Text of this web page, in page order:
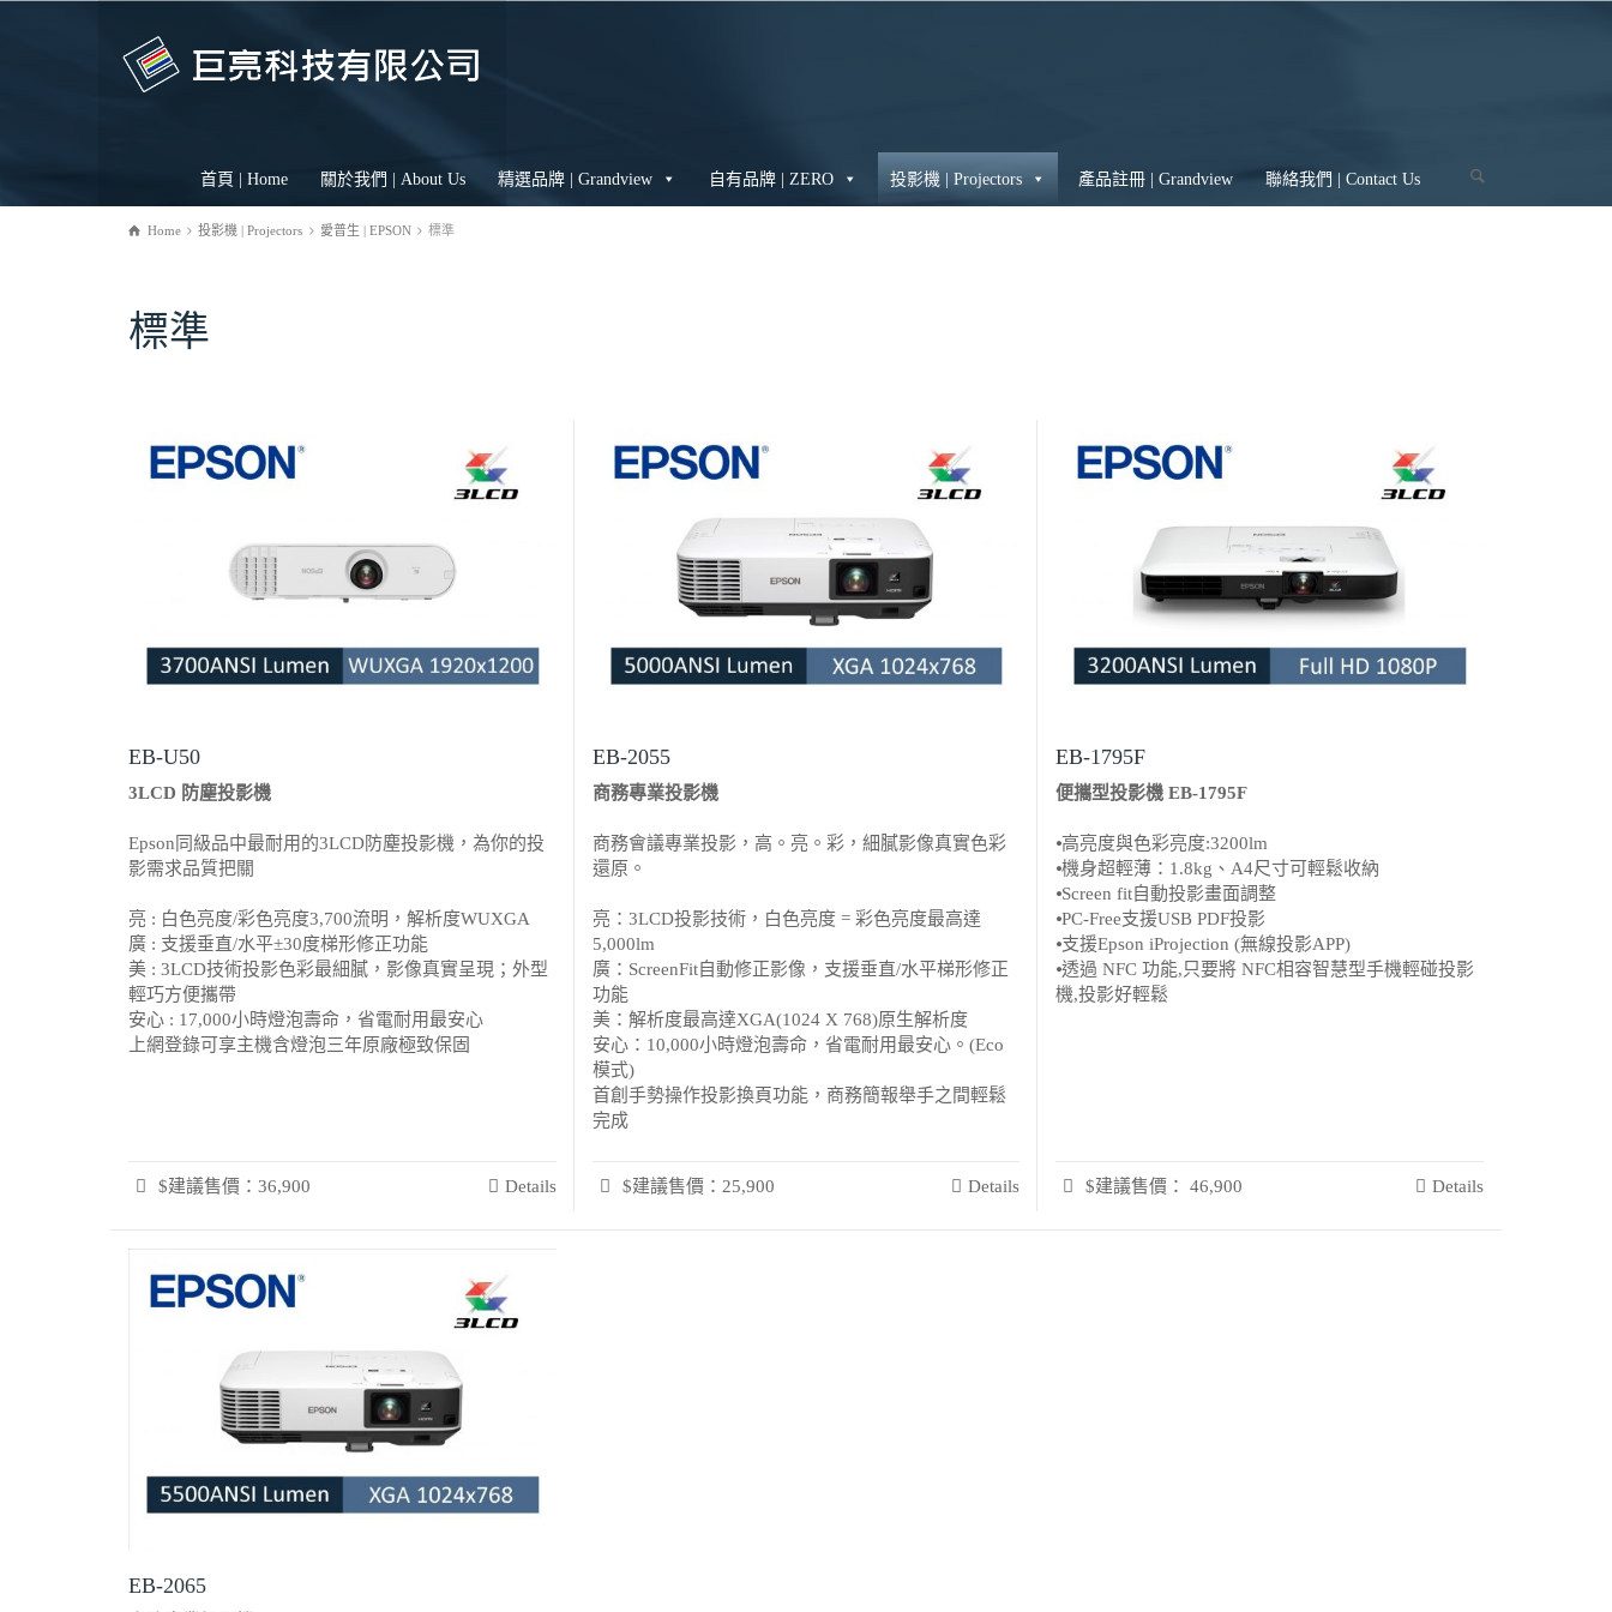
首頁 | Home 關於我們 | About Us 精選品牌 | Grandview 自有品牌 | ZERO 投影機 | Projectors 產品註冊 | Grandview 聯絡我們 | Contact Us
Home 投影機 | Projectors 愛普生 | EPSON 標準
標準
EB-U50
3LCD 防塵投影機
Epson同級品中最耐用的3LCD防塵投影機，為你的投
影需求品質把關
亮 : 白色亮度/彩色亮度3,700流明，解析度WUXGA
廣 : 支援垂直/水平±30度梯形修正功能
美 : 3LCD技術投影色彩最細膩，影像真實呈現；外型
輕巧方便攜帶
安心 : 17,000小時燈泡壽命，省電耐用最安心
上網登錄可享主機含燈泡三年原廠極致保固
$建議售價：36,900 Details
EB-2055
商務專業投影機
商務會議專業投影，高。亮。彩，細膩影像真實色彩
還原。
亮：3LCD投影技術，白色亮度 = 彩色亮度最高達
5,000lm
廣：ScreenFit自動修正影像，支援垂直/水平梯形修正
功能
美：解析度最高達XGA(1024 X 768)原生解析度
安心：10,000小時燈泡壽命，省電耐用最安心。(Eco
模式)
首創手勢操作投影換頁功能，商務簡報舉手之間輕鬆
完成
$建議售價：25,900 Details
EB-1795F
便攜型投影機 EB-1795F
⦁高亮度與色彩亮度:3200lm
⦁機身超輕薄：1.8kg、A4尺寸可輕鬆收納
⦁Screen fit自動投影畫面調整
⦁PC-Free支援USB PDF投影
⦁支援Epson iProjection (無線投影APP)
⦁透過 NFC 功能,只要將 NFC相容智慧型手機輕碰投影
機,投影好輕鬆
$建議售價： 46,900 Details
EB-2065